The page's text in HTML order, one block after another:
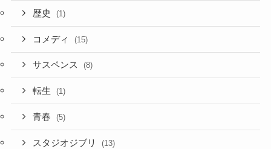
歴史 (1)
コメディ (15)
サスペンス (8)
転生 (1)
青春 (5)
スタジオジブリ (13)